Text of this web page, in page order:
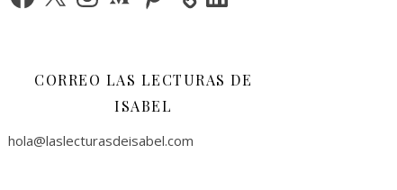
CORREO LAS LECTURAS DE
ISABEL
hola@laslecturasdeisabel.com